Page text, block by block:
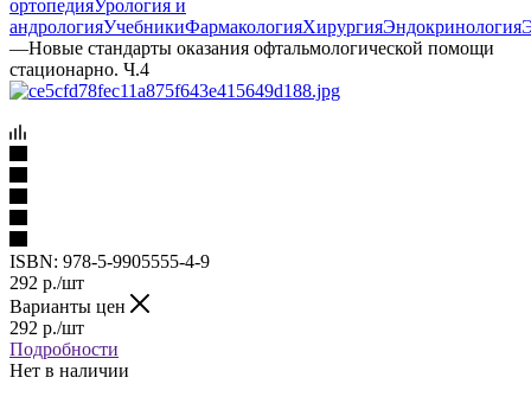
ортопедияУрология и
андрологияУчебникиФармакологияХирургияЭндокринология
—Новые стандарты оказания офтальмологической помощи
стационарно. Ч.4
ISBN: 978-5-9905555-4-9
292 р./шт
Варианты цен
292 р./шт
Подробности
Нет в наличии